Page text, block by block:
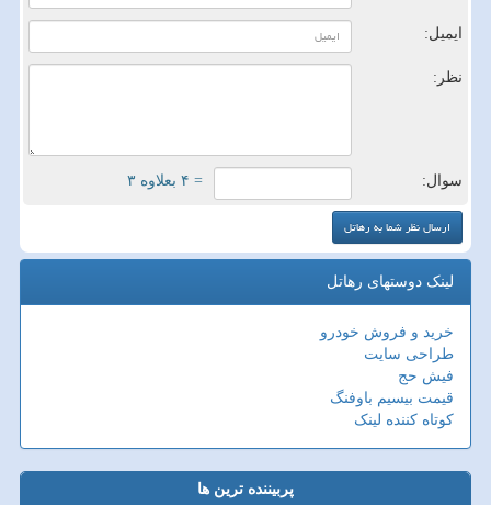
ایمیل:
نظر:
سوال: = ۴ بعلاوه ۳
لینک دوستهای رهاتل
خرید و فروش خودرو
طراحی سایت
فیش حج
قیمت بیسیم باوفنگ
کوتاه کننده لینک
پربیننده ترین ها